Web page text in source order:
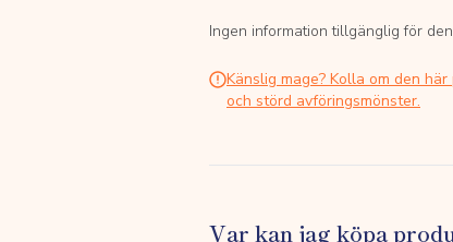
Ingen information tillgänglig för
Känslig mage? Kolla om den
och störd avföringsmönster.
Var kan jag köpa